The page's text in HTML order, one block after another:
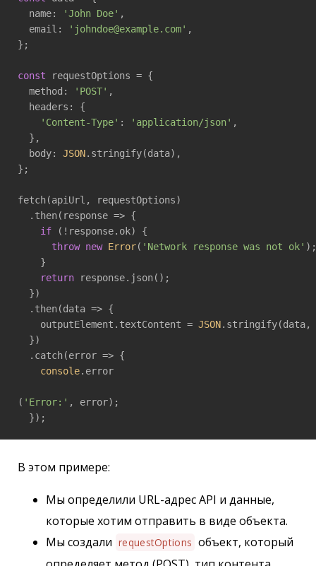
  name:
'John Doe' ,
  email:
'johndoe@example.com' ,
};
const requestOptions = {
  method:
'POST' ,
  headers: {
'Content-Type' : 'application/json' ,
  },
  body:
JSON.stringify(data),
};
fetch(apiUrl, requestOptions)
  .then(
response => {
if (!response.ok) {
throw new Error( 'Network response was not ok' );
    }
return response.json();
  })
  .then(
data => {
    outputElement.textContent =
JSON.stringify(data,
  })
  .catch(
error => {
console.error
( 'Error:' , error);
  });
В этом примере:
Мы определили URL-адрес API и данные,
которые хотим отправить в виде объекта.
Мы создали requestOptions объект, который